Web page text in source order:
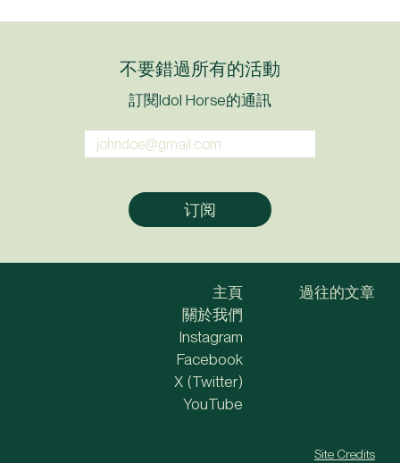
不要錯過所有的活動
訂閱Idol Horse的通訊
主頁
關於我們
過往的文章
Instagram
Facebook
X (Twitter)
YouTube
Site Credits